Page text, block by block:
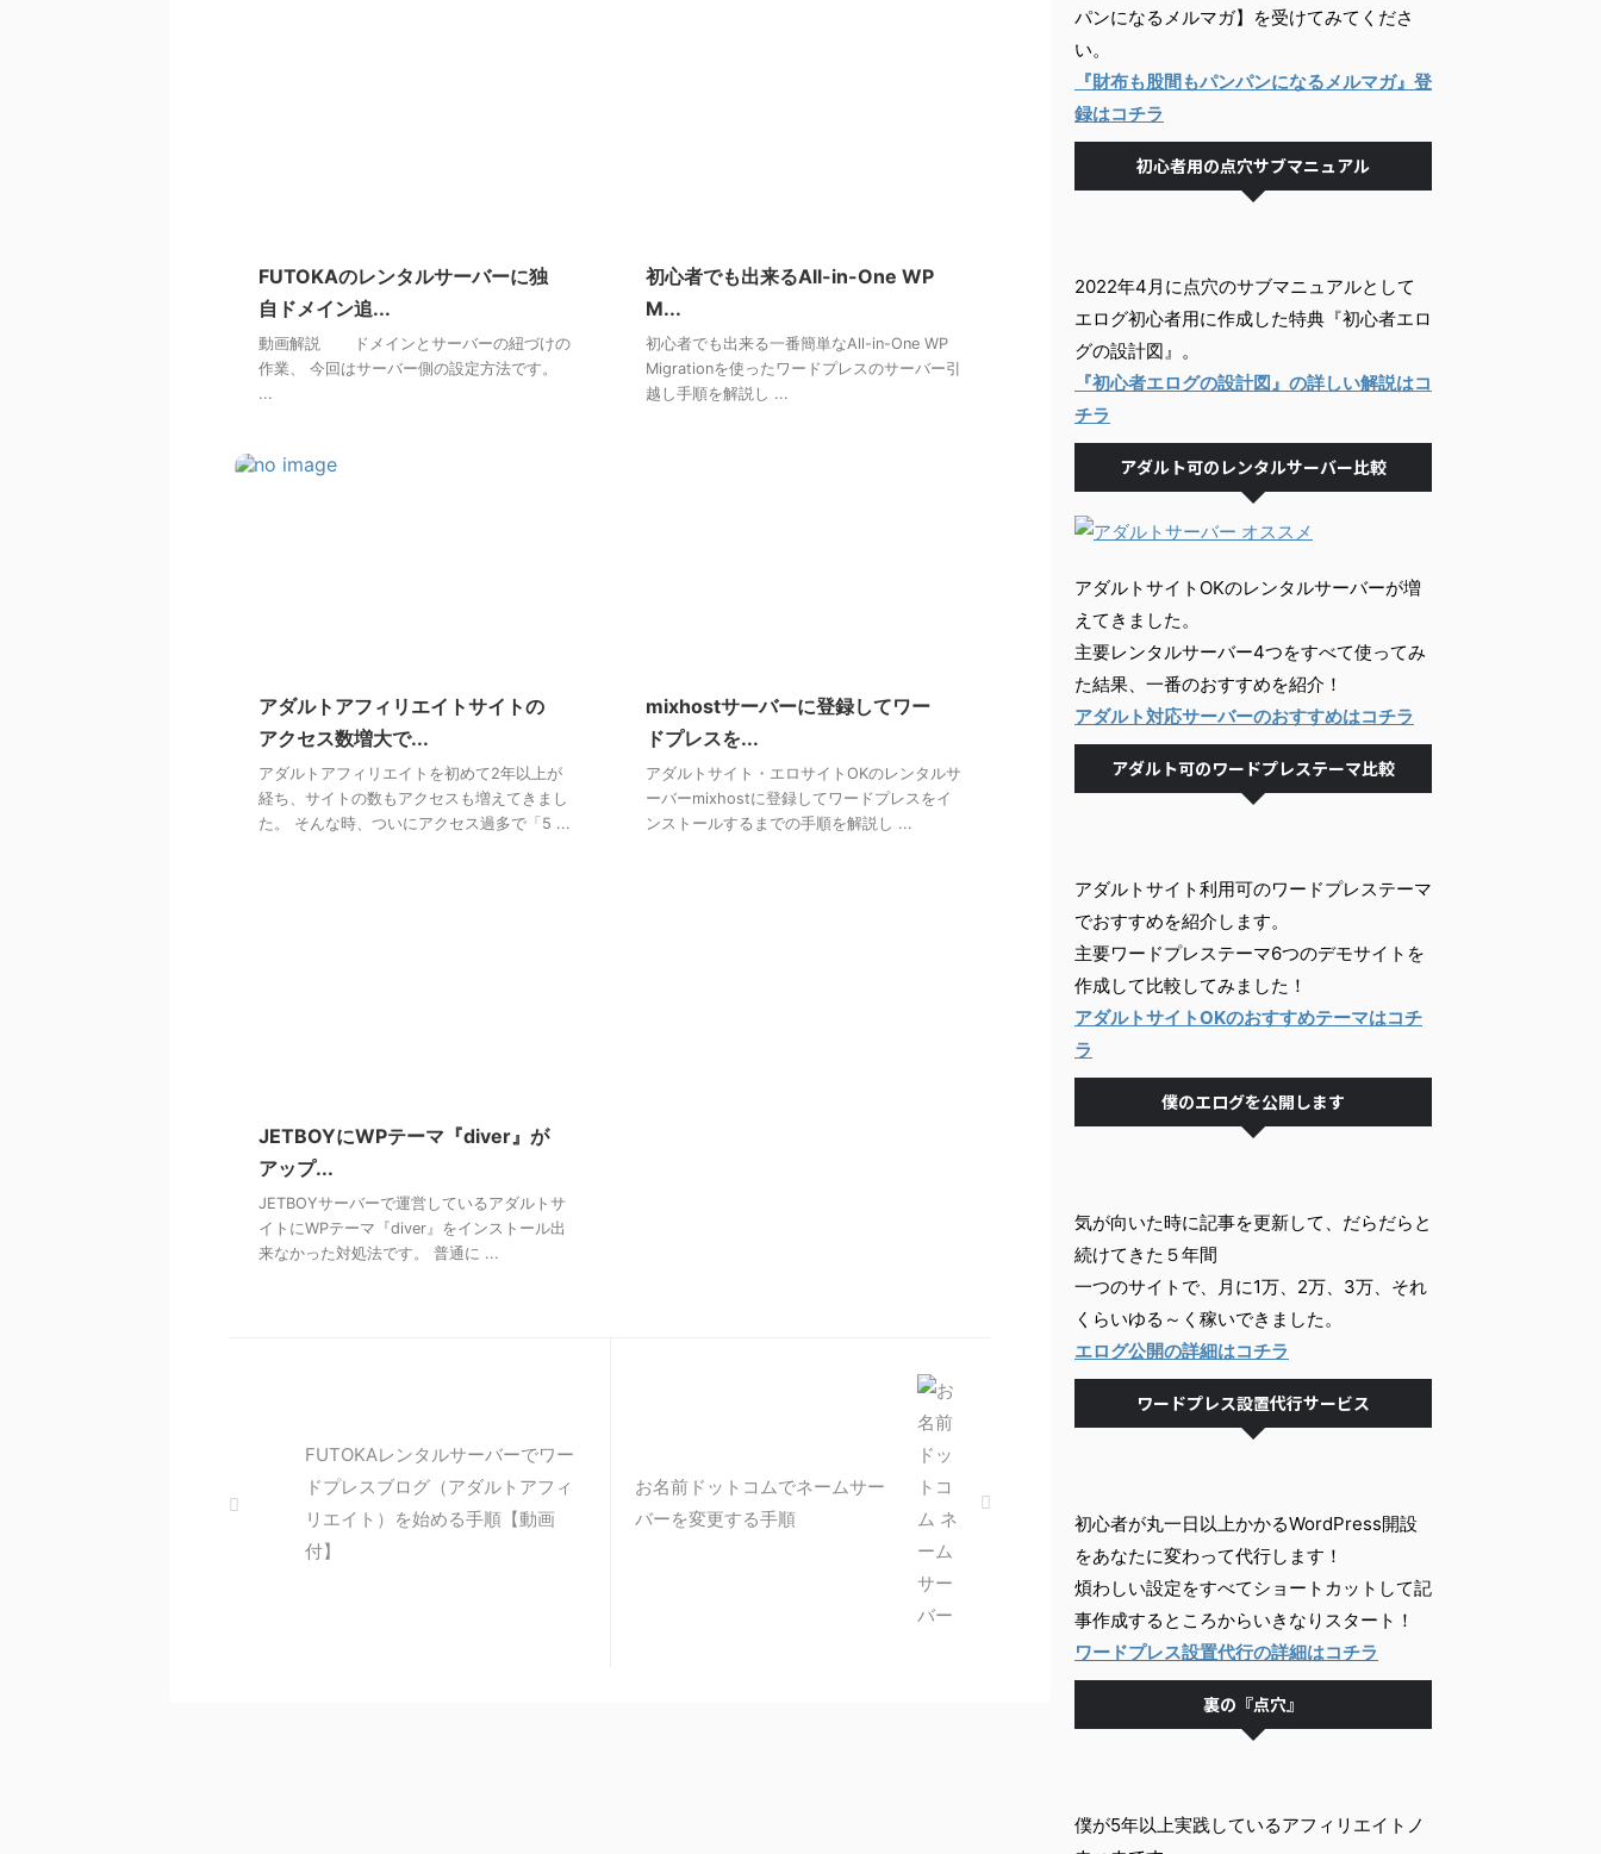
FUTOKAのレンタルサーバーに独
自ドメイン追...
動画解説 ドメインとサーバーの紐づけの
作業、 今回はサーバー側の設定方法です。
...
初心者でも出来るAll-in-One WP
M...
初心者でも出来る一番簡単なAll-in-One WP
Migrationを使ったワードプレスのサーバー引
越し手順を解説し ...
アダルトアフィリエイトサイトの
アクセス数増大で...
アダルトアフィリエイトを初めて2年以上が
経ち、サイトの数もアクセスも増えてきまし
た。 そんな時、ついにアクセス過多で「5 ...
mixhostサーバーに登録してワー
ドプレスを...
アダルトサイト・エロサイトOKのレンタルサ
ーバーmixhostに登録してワードプレスをイ
ンストールするまでの手順を解説し ...
JETBOYにWPテーマ『diver』が
アップ...
JETBOYサーバーで運営しているアダルトサ
イトにWPテーマ『diver』をインストール出
来なかった対処法です。 普通に ...
FUTOKAレンタルサーバーでワー
ドプレスブログ（アダルトアフィ
リエイト）を始める手順【動画
付】
お名前ドットコムでネームサー
バーを変更する手順
パンになるメルマガ】を受けてみてくださ
い。
『財布も股間もパンパンになるメルマガ』登
録はコチラ
初心者用の点穴サブマニュアル
2022年4月に点穴のサブマニュアルとして
エログ初心者用に作成した特典『初心者エロ
グの設計図』。
『初心者エログの設計図』の詳しい解説はコ
チラ
アダルト可のレンタルサーバー比較
アダルトサイトOKのレンタルサーバーが増
えてきました。
主要レンタルサーバー4つをすべて使ってみ
た結果、一番のおすすめを紹介！
アダルト対応サーバーのおすすめはコチラ
アダルト可のワードプレステーマ比較
アダルトサイト利用可のワードプレステーマ
でおすすめを紹介します。
主要ワードプレステーマ6つのデモサイトを
作成して比較してみました！
アダルトサイトOKのおすすめテーマはコチ
ラ
僕のエログを公開します
気が向いた時に記事を更新して、だらだらと
続けてきた５年間
一つのサイトで、月に1万、2万、3万、それ
くらいゆる～く稼いできました。
エログ公開の詳細はコチラ
ワードプレス設置代行サービス
初心者が丸一日以上かかるWordPress開設
をあなたに変わって代行します！
煩わしい設定をすべてショートカットして記
事作成するところからいきなりスタート！
ワードプレス設置代行の詳細はコチラ
裏の『点穴』
僕が5年以上実践しているアフィリエイトノ